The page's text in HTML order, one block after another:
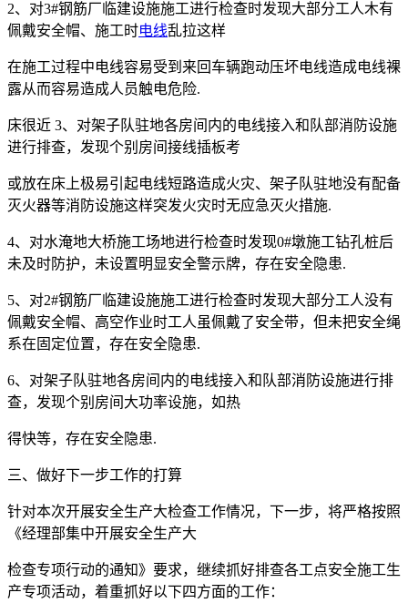
2、对3#钢筋厂临建设施施工进行检查时发现大部分工人木有
佩戴安全帽、施工时电线乱拉这样
在施工过程中电线容易受到来回车辆跑动压坏电线造成电线裸
露从而容易造成人员触电危险.
床很近 3、对架子队驻地各房间内的电线接入和队部消防设施
进行排查，发现个别房间接线插板考
或放在床上极易引起电线短路造成火灾、架子队驻地没有配备
灭火器等消防设施这样突发火灾时无应急灭火措施.
4、对水淹地大桥施工场地进行检查时发现0#墩施工钻孔桩后
未及时防护，未设置明显安全警示牌，存在安全隐患.
5、对2#钢筋厂临建设施施工进行检查时发现大部分工人没有
佩戴安全帽、高空作业时工人虽佩戴了安全带，但未把安全绳
系在固定位置，存在安全隐患.
6、对架子队驻地各房间内的电线接入和队部消防设施进行排
查，发现个别房间大功率设施，如热
得快等，存在安全隐患.
三、做好下一步工作的打算
针对本次开展安全生产大检查工作情况，下一步，将严格按照
《经理部集中开展安全生产大
检查专项行动的通知》要求，继续抓好排查各工点安全施工生
产专项活动，着重抓好以下四方面的工作：